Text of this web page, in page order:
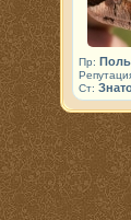
Пр:
Ст: